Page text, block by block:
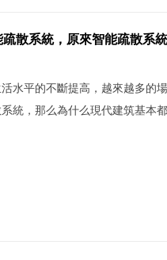
散系統，原來智能疏散系
水平的不斷提高，越來越多的
統，那么為什么現代建筑基
時監視和控制，